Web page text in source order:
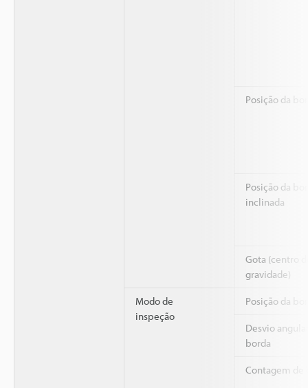
Posição da
Posição da
inclinada
Gota (centro
gravidade)
Modo de
inspeção
Posição da
Desvio
borda
Contagem de